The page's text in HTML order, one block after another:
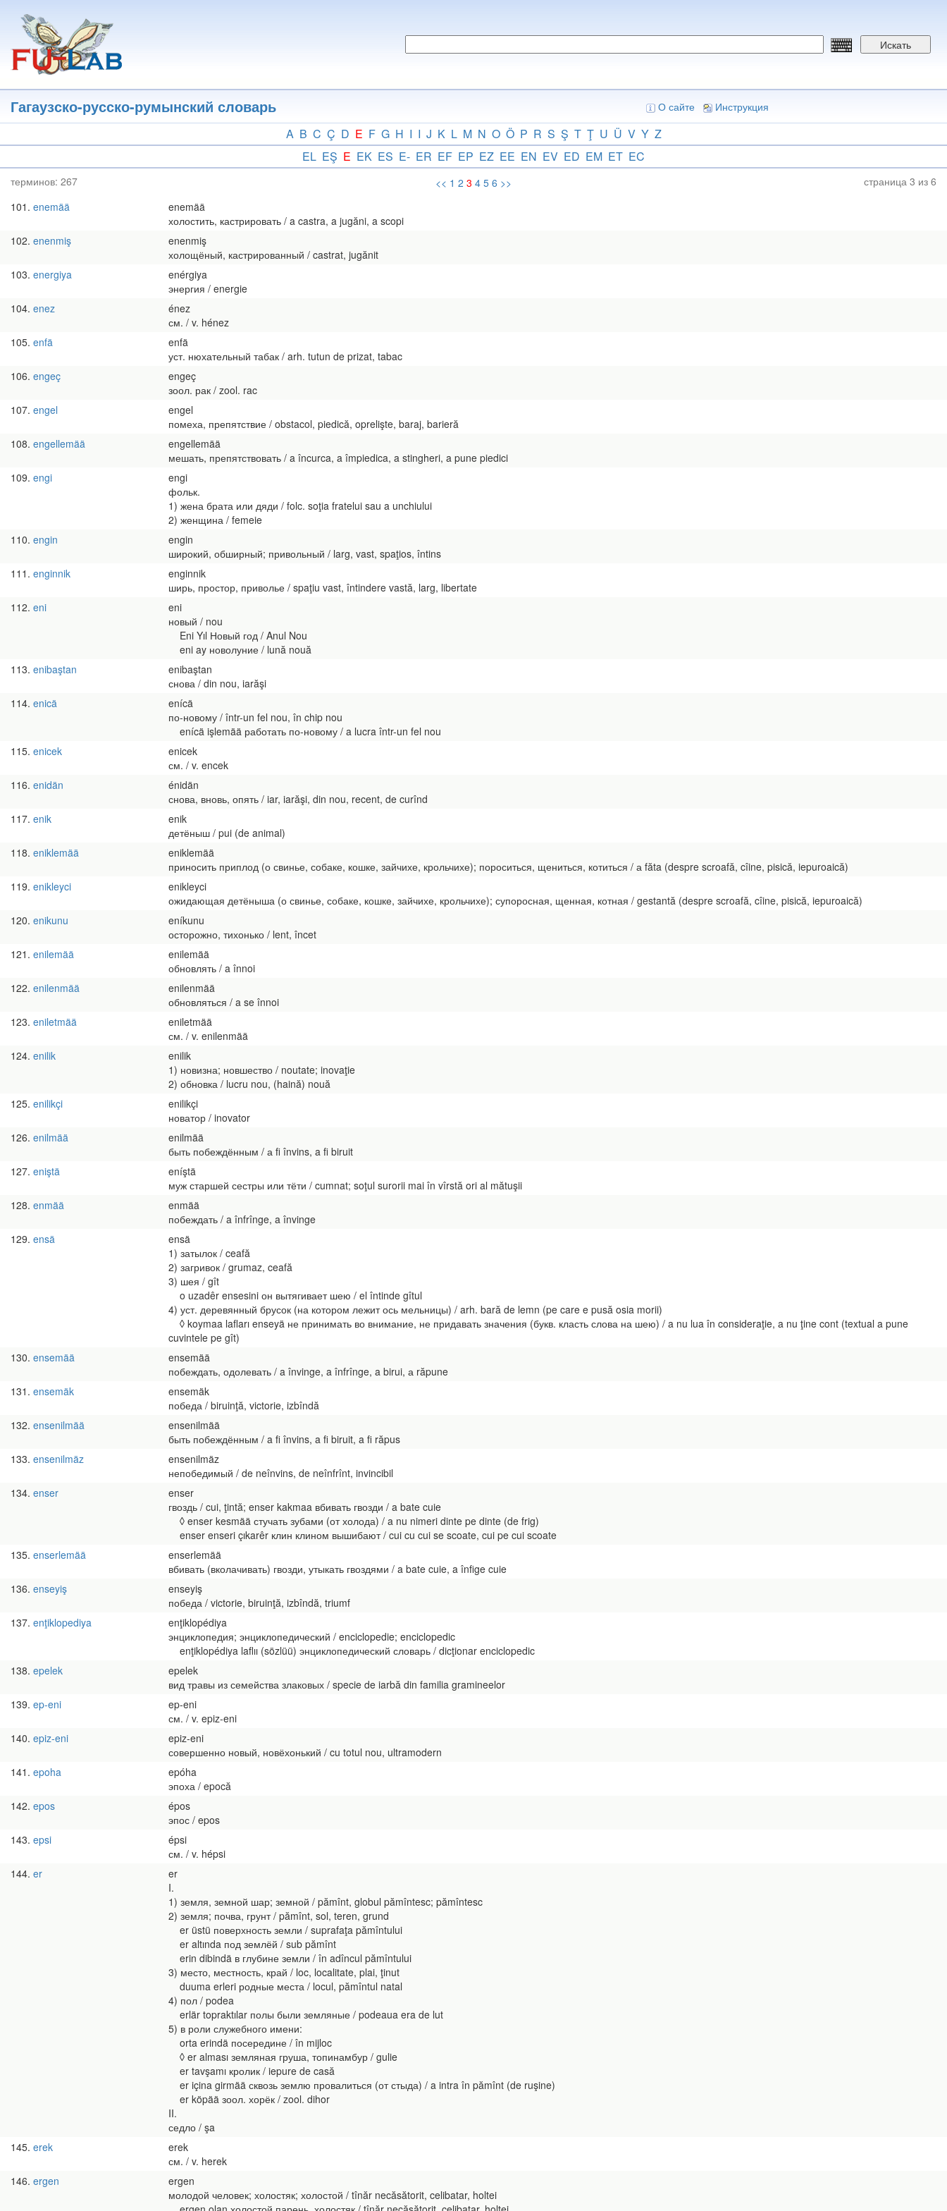
основному
содержанию
Искать
Гагаузско-русско-румынский словарь О сайте Инструкция
A B C Ç D E F G H I I J K L M N O Ö P R S Ş T Ţ U Ü V Y Z
EL EŞ E EK ES E- ER EF EP EZ EE EN EV ED EM ET EC
терминов: 267 << 1 2 3 4 5 6 >>
страница 3 из 6
101 enemää
enemää
холостить, кастрировать / a castra, a jugăni, a scopi
102 enenmiş
enenmiş
холощёный, кастрированный / castrat, jugănit
103 energiya
enérgiya
энергия / energie
104 enez
énez
см. / v. hénez
105 enfä
enfä
уст. нюхательный табак / arh. tutun de prizat, tabac
106 engeç
engeç
зоол. рак / zool. rac
107 engel
engel
помеха, препятствие / obstacol, piedică, oprelişte, baraj, barieră
108 engellemää
engellemää
мешать, препятствовать / a încurca, a împiedica, a stingheri, a pune piedici
109 engi
engi
фольк.
1) жена брата или дяди / folc. soţia fratelui sau a unchiului
2) женщина / femeie
110 engin
engin
широкий, обширный; привольный / larg, vast, spaţios, întins
111 enginnik
enginnik
ширь, простор, приволье / spaţiu vast, întindere vastă, larg, libertate
112 eni
eni
новый / nou
Eni Yıl Новый год / Anul Nou
eni ay новолуние / lună nouă
113 enibaştan
enibaştan
снова / din nou, iarăşi
114 enicä
enícä
по-новому / într-un fel nou, în chip nou
enícä işlemää работать по-новому / a lucra într-un fel nou
115 enicek
enicek
см. / v. encek
116 enidän
énidän
снова, вновь, опять / iar, iarăşi, din nou, recent, de curînd
117 enik
enik
детёныш / pui (de animal)
118 eniklemää
eniklemää
приносить приплод (о свинье, собаке, кошке, зайчихе, крольчихе); пороситься, щениться, котиться / а făta (despre scroafă, cîine, pisică, iepuroaică)
119 enikleyci
enikleyci
ожидающая детёныша (о свинье, собаке, кошке, зайчихе, крольчихе); супоросная, щенная, котная / gestantă (despre scroafă, cîine, pisică, iepuroaică)
120 enikunu
eníkunu
осторожно, тихонько / lent, încet
121 enilemää
enilemää
обновлять / a înnoi
122 enilenmää
enilenmää
обновляться / a se înnoi
123 eniletmää
eniletmää
см. / v. enilenmää
124 enilik
enilik
1) новизна; новшество / noutate; inovaţie
2) обновка / lucru nou, (haină) nouă
125 enilikçi
enilikçi
новатор / inovator
126 enilmää
enilmää
быть побеждённым / а fi învins, a fi biruit
127 eniştä
eníştä
муж старшей сестры или тёти / cumnat; soţul surorii mai în vîrstă ori al mătuşii
128 enmää
enmää
побеждать / a înfrînge, a învinge
129 ensä
ensä
1) затылок / ceafă
2) загривок / grumaz, ceafă
3) шея / gît
o uzadêr ensesini он вытягивает шею / el întinde gîtul
4) уст. деревянный брусок (на котором лежит ось мельницы) / arh. bară de lemn (pe care e pusă osia morii)
◊ koymaa lafları enseyä не принимать во внимание, не придавать значения (букв. класть слова на шею) / a nu lua în consideraţie, a nu ţine cont (textual a pune
cuvintele pe gît)
130 ensemää
ensemää
побеждать, одолевать / a învinge, a înfrînge, a birui, а răpune
131 ensemäk
ensemäk
победа / biruinţă, victorie, izbîndă
132 ensenilmää
ensenilmää
быть побеждённым / a fi învins, a fi biruit, a fi răpus
133 ensenilmäz
ensenilmäz
непобедимый / de neînvins, de neînfrînt, invincibil
134 enser
enser
гвоздь / cui, ţintă; enser kakmaa вбивать гвозди / a bate cuie
◊ enser kesmää стучать зубами (от холода) / a nu nimeri dinte pe dinte (de frig)
enser enseri çıkarêr клин клином вышибают / cui cu cui se scoate, cui pe cui scoate
135 enserlemää
enserlemää
вбивать (вколачивать) гвозди, утыкать гвоздями / a bate cuie, a înfige cuie
136 enseyiş
enseyiş
победа / victorie, biruinţă, izbîndă, triumf
137 enţiklopediya
enţiklopédiya
энциклопедия; энциклопедический / enciclopedie; enciclopedic
enţiklopédiya laflıı (sözlüü) энциклопедический словарь / dicţionar enciclopedic
138 epelek
epelek
вид травы из семейства злаковых / specie de iarbă din familia gramineelor
139 ep-eni
ep-eni
см. / v. epiz-eni
140 epiz-eni
epiz-eni
совершенно новый, новёхонький / cu totul nou, ultramodern
141 epoha
epóha
эпоха / epocă
142 epos
épos
эпос / epos
143 epsi
épsi
см. / v. hépsi
144 er
er
I.
1) земля, земной шар; земной / pămînt, globul pămîntesc; pămîntesc
2) земля; почва, грунт / pămînt, sol, teren, grund
er üstü поверхность земли / suprafaţa pămîntului
er altında под землёй / sub pămînt
erin dibindä в глубине земли / în adîncul pămîntului
3) место, местность, край / loc, localitate, plai, ţinut
duuma erleri родные места / locul, pămîntul natal
4) пол / podea
erlär topraktılar полы были земляные / podeaua era de lut
5) в роли служебного имени:
orta erindä посередине / în mijloc
◊ er alması земляная груша, топинамбур / gulie
er tavşamı кролик / iepure de casă
er içina girmää сквозь землю провалиться (от стыда) / a intra în pămînt (de ruşine)
er köpää зоол. хорёк / zool. dihor
II.
седло / şa
145 erek
erek
см. / v. herek
146 ergen
ergen
молодой человек; холостяк; холостой / tînăr necăsătorit, celibatar, holtei